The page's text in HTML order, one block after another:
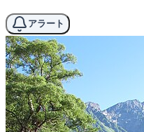
アラート